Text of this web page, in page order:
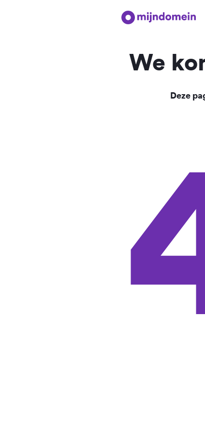
We
Deze